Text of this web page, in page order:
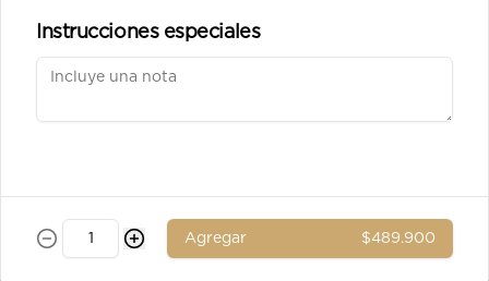
Instrucciones especiales
Agregar $489.900